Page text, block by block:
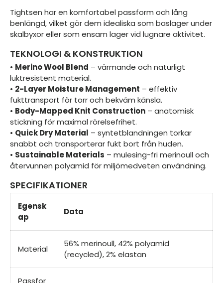
Tightsen har en komfortabel passform och lång
benlängd, vilket gör dem idealiska som baslager under
skalbyxor eller som ensam lager vid lugnare aktivitet.
TEKNOLOGI & KONSTRUKTION
• Merino Wool Blend – värmande och naturligt
luktresistent material.
• 2-Layer Moisture Management – effektiv
fukttransport för torr och bekväm känsla.
• Body-Mapped Knit Construction – anatomisk
stickning för maximal rörelsefrihet.
• Quick Dry Material – syntetblandningen torkar
snabbt och transporterar fukt bort från huden.
• Sustainable Materials – mulesing-fri merinoull och
återvunnen polyamid för miljömedveten användning.
SPECIFIKATIONER
Egensk
ap
Data
Material
56% merinoull, 42% polyamid
(recycled), 2% elastan
Passfor